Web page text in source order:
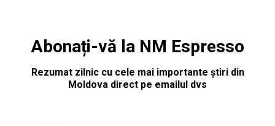
Abonați-vă la NM Espresso
Rezumat zilnic cu cele mai importante știri din
Moldova direct pe emailul dvs